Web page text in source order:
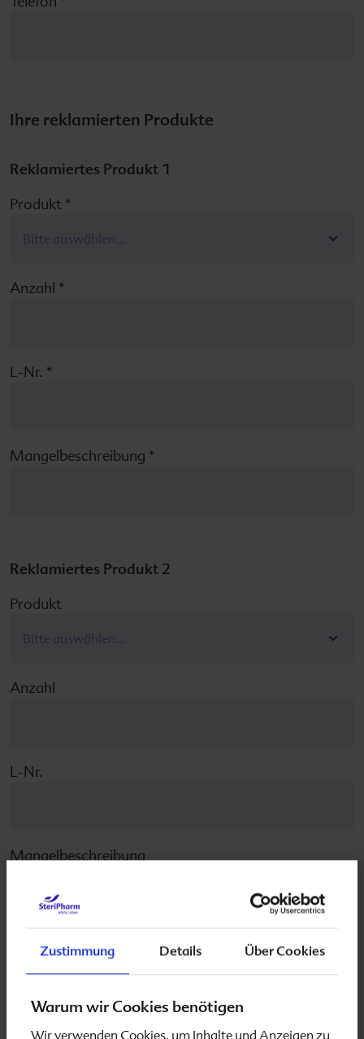
Zustimmung Details Über Cookies
Warum wir Cookies benötigen
Wir verwenden Cookies, um Inhalte und Anzeigen zu
Ihre reklamierten Produkte
Reklamiertes Produkt 1
Produkt *
Anzahl *
L-Nr. *
Mangelbeschreibung *
Reklamiertes Produkt 2
Produkt
Anzahl
L-Nr.
Mangelbeschreibung
Produkt